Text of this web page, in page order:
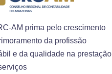
AM prima pelo crescimento
da profissão
e da qualidade na prestação